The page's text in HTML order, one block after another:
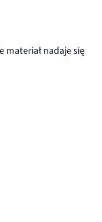
materiał nadaje się